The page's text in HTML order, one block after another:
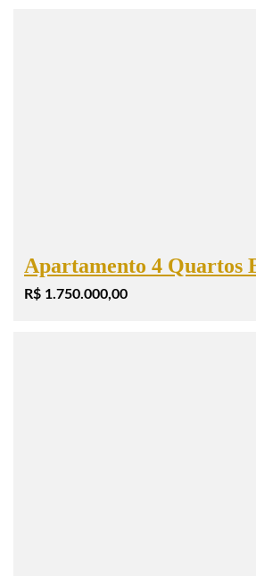
Apartamento 4 Quartos
R$ 1.750.000,00